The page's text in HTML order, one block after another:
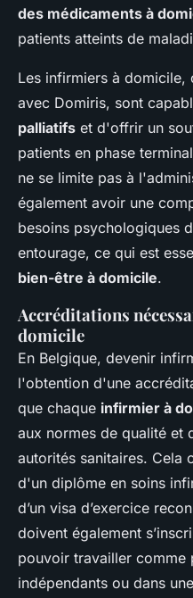
des médicaments à
patients atteints de
Les infirmiers à domicile,
avec Domiris, sont
palliatifs et d'offrir un
patients en phase
ne se limite pas à
également avoir une
besoins psychologiques
entourage, ce qui est
bien-être à domicile.
Accréditations
domicile
En Belgique, devenir
l'obtention d'une
que chaque infirmier à
aux normes de qualité et
autorités sanitaires. Cela
d'un diplôme en soins
d’un visa d’exercice
doivent également
pouvoir travailler comme
indépendants ou dans